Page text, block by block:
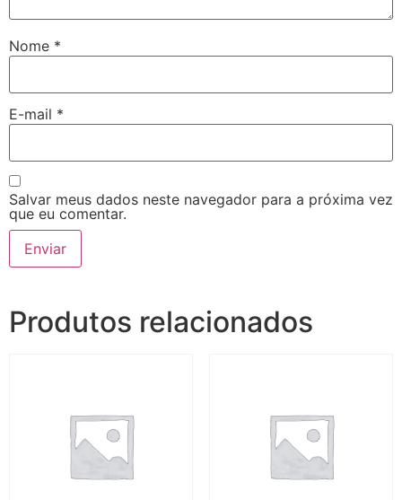
Nome *
E-mail *
Salvar meus dados neste navegador para a próxima vez
que eu comentar.
Produtos relacionados